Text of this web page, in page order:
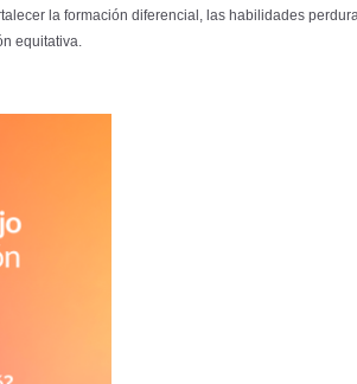
la formación diferencial, las habilidades
equitativa.